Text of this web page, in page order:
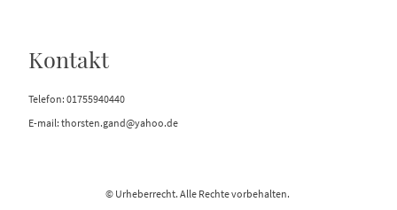
Kontakt
Telefon: 01755940440
E-mail: thorsten.gand@yahoo.de
© Urheberrecht. Alle Rechte vorbehalten.